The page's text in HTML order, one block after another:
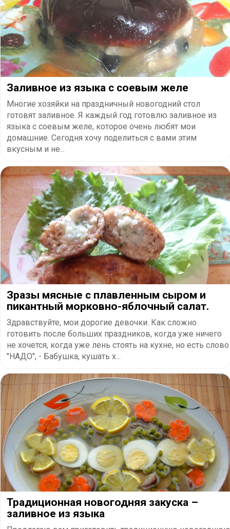
Заливное из языка с соевым желе
Многие хозяйки на праздничный новогодний стол
готовят заливное. Я каждый год готовлю заливное из
языка с соевым желе, которое очень любят мои
домашние. Сегодня хочу поделиться с вами этим
вкусным и не...
Зразы мясные с плавленным сыром и
пикантный морковно-яблочный салат.
Здравствуйте, мои дорогие девочки. Как сложно
готовить после больших праздников, когда уже ничего
не хочется, когда уже лень стоять на кухне, но есть слово
"НАДО", - Бабушка, кушать х...
Традиционная новогодняя закуска –
заливное из языка